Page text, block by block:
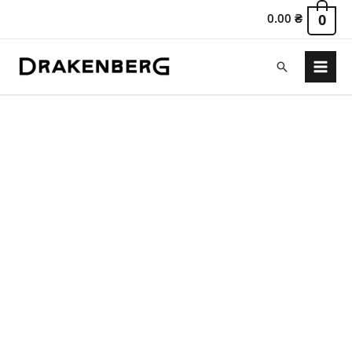
0.00₴ 0
Поиск
Main